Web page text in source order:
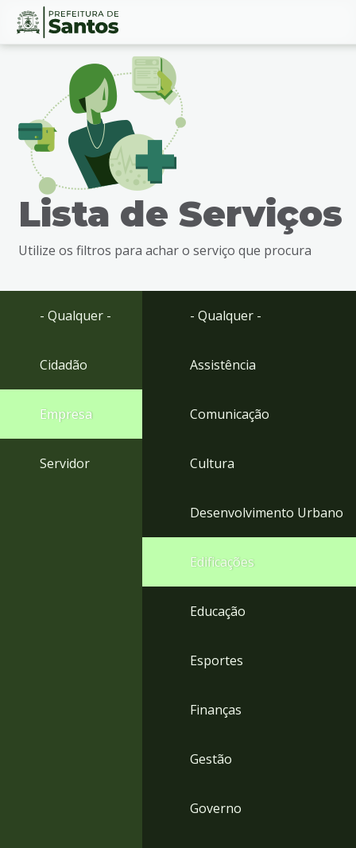
Ir
busca
Ir
Conteúdo
Lista de Serviços
Utilize os filtros para achar o serviço que procura
- Qualquer -
Cidadão
Empresa
Servidor
- Qualquer -
Assistência
Comunicação
Cultura
Desenvolvimento Urbano
Edificações
Educação
Esportes
Finanças
Gestão
Governo